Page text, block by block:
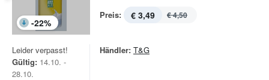
-22%
Preis: € 3,49 € 4,50
Leider verpasst!
Gültig: 14.10. -
28.10.
Händler: T&G